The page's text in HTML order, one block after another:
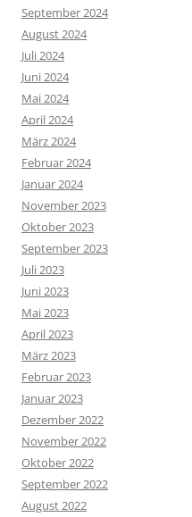
September 2024
August 2024
Juli 2024
Juni 2024
Mai 2024
April 2024
März 2024
Februar 2024
Januar 2024
November 2023
Oktober 2023
September 2023
Juli 2023
Juni 2023
Mai 2023
April 2023
März 2023
Februar 2023
Januar 2023
Dezember 2022
November 2022
Oktober 2022
September 2022
August 2022